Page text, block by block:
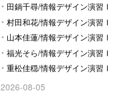
田鍋千尋/情報デザイン演習Ⅰ
村田和花/情報デザイン演習Ⅰ
山本佳蓮/情報デザイン演習Ⅰ
福光そら/情報デザイン演習Ⅰ
重松佳穏/情報デザイン演習Ⅰ
2026-08-05